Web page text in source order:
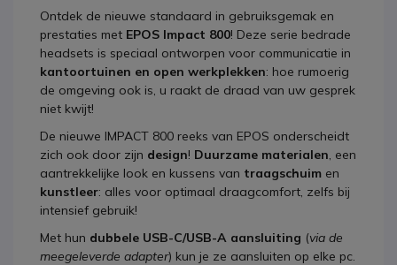
Ontdek de nieuwe standaard in gebruiksgemak en
prestaties met EPOS Impact 800! Deze serie bedrade
headsets is speciaal ontworpen voor communicatie in
kantoortuinen en open werkplekken: hoe rumoerig
de omgeving ook is, u raakt de draad van uw gesprek
niet kwijt!
De nieuwe IMPACT 800 reeks van EPOS onderscheidt
zich ook door zijn design! Duurzame materialen , een
aantrekkelijke look en kussens van traagschuim en
kunstleer: alles voor optimaal draagcomfort, zelfs bij
intensief gebruik!
Met hun dubbele USB-C/USB-A aansluiting (via de
meegeleverde adapter) kun je ze aansluiten op elke pc.